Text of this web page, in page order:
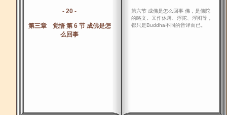
- 20 -
第三章 觉悟 第 6 节 成佛是怎
么回事
第六节 成佛是怎么回事 佛，是佛陀
的略文。又作休屠、浮陀、浮图等，
都只是Buddha不同的音译而已。